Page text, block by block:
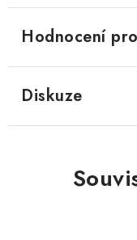
Hodnocení
Diskuze